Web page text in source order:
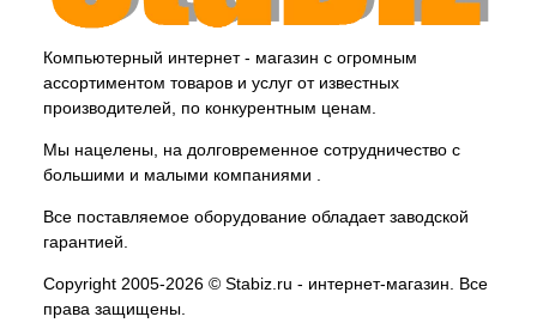
Компьютерный интернет - магазин с огромным
ассортиментом товаров и услуг от известных
производителей, по конкурентным ценам.
Мы нацелены, на долговременное сотрудничество с
большими и малыми компаниями .
Все поставляемое оборудование обладает заводской
гарантией.
Copyright 2005-2026 © Stabiz.ru - интернет-магазин. Все
права защищены.